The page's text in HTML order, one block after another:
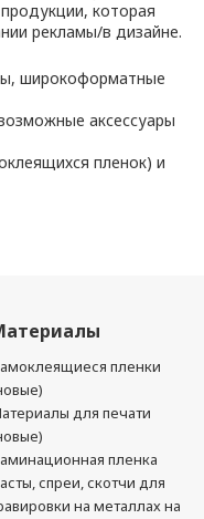
которая
рекламы/в дизайне.
широкоформатные
аксессуары
пленок) и
пленки
для печати
пленка
спреи, скотчи для
на металлах на